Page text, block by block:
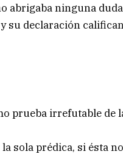
abrigaba ninguna
su declaración
prueba irrefutable de
sola prédica, si ésta